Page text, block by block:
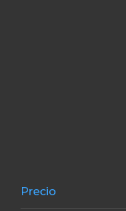
Precio